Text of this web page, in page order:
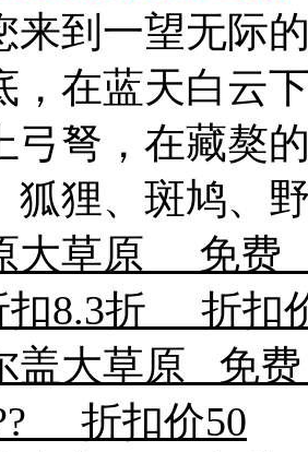
来到一望无际
，在蓝天白云
弓弩，在藏獒
狐狸、斑鸠、
大草原 免费
8.3折 折扣
盖大草原
折扣价50